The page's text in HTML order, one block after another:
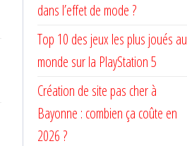
dans l’effet de mode ?
Top 10 des jeux les plus joués au
monde sur la PlayStation 5
Création de site pas cher à
Bayonne : combien ça coûte en
2026 ?